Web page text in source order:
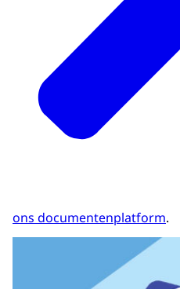
ons documentenplatform.